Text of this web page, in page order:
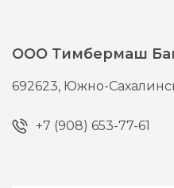
ООО Тимбермаш
692623, Южно-
+7 (908) 653-77-61